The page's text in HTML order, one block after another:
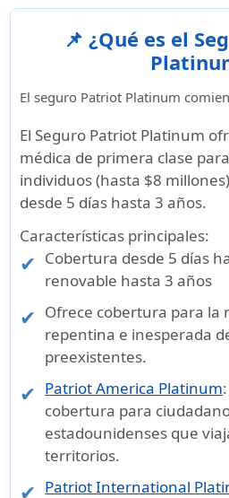
📌 ¿Qué es el
El seguro Patriot Platinum
El Seguro Patriot Platinum
médica de primera clase
individuos (hasta $8
desde 5 días hasta 3 años.
Características principales:
Cobertura desde 5 días
renovable hasta 3 años
Ofrece cobertura para la
repentina e inesperada
preexistentes.
Patriot America Platinum
cobertura para
estadounidenses que
territorios.
Patriot International